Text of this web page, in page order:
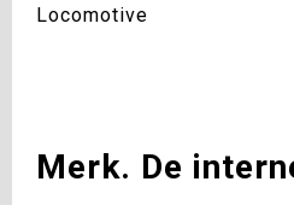
Locomotive
Merk. De